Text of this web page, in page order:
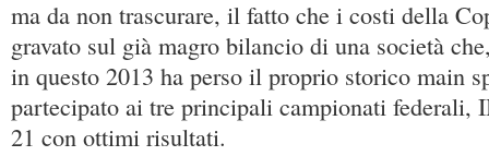
ma da non trascurare, il fatto che i costi della
gravato sul già magro bilancio di una società
in questo 2013 ha perso il proprio storico main
partecipato ai tre principali campionati federali,
21 con ottimi risultati.